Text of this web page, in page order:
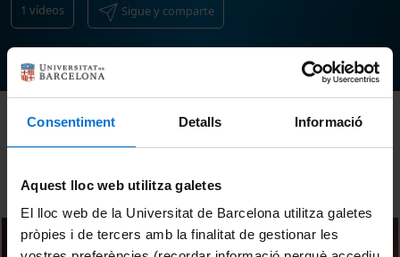
Consentiment Detalls Informació
Aquest lloc web utilitza galetes
El lloc web de la Universitat de Barcelona utilitza galetes
pròpies i de tercers amb la finalitat de gestionar les
1 vídeos Sigue y comparte
Ordenar